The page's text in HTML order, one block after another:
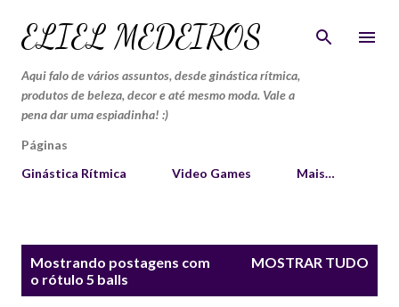
Pular para o conteúdo principal
ELIEL MEDEIROS
Aqui falo de vários assuntos, desde ginástica rítmica,
produtos de beleza, decor e até mesmo moda. Vale a
pena dar uma espiadinha! :)
Páginas
Ginástica Rítmica
Video Games Mais…
Mostrando postagens com
o rótulo 5 balls
MOSTRAR TUDO